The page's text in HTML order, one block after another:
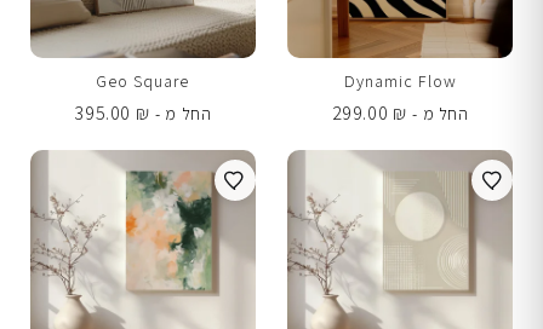
Dynamic Flow
החל מ -
299.00 ₪
Geo Square
החל מ -
395.00 ₪